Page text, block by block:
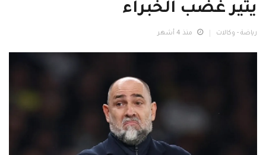
يثير غضب الخبراء
رياضة - وكالات منذ 4 أشهر